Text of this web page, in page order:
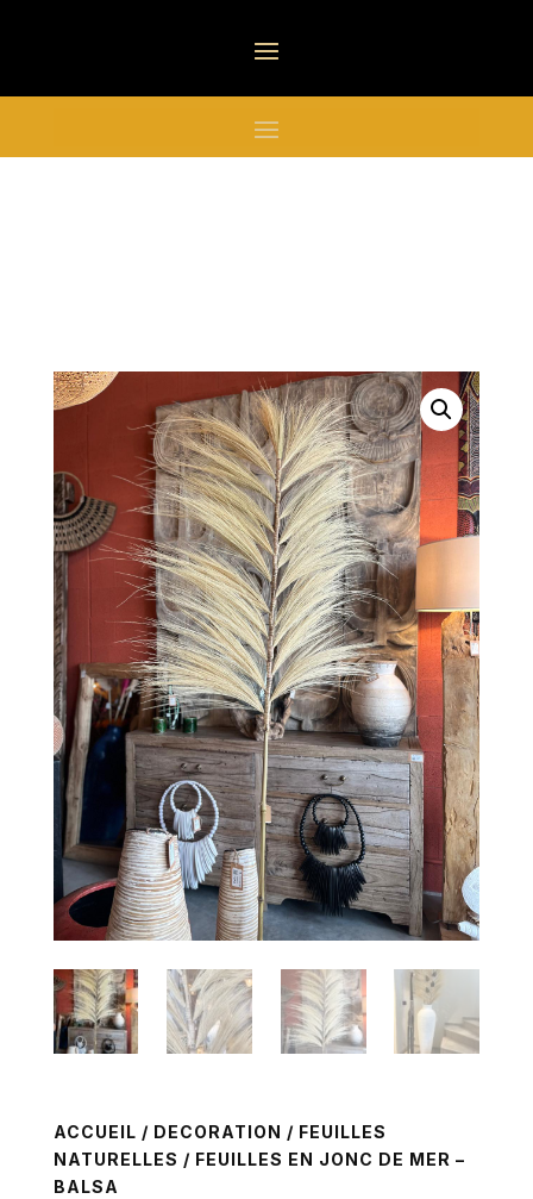
ACCUEIL / DECORATION / FEUILLES
NATURELLES / FEUILLES EN JONC DE MER –
BALSA